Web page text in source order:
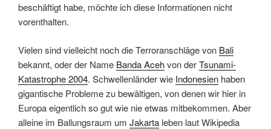
beschäftigt habe, möchte ich diese Informationen nicht
vorenthalten.
Vielen sind vielleicht noch die Terroranschläge von Bali
bekannt, oder der Name Banda Acehvon derTsunami-
Katastrophe 2004. Schwellenländer wie Indonesien haben
gigantische Probleme zu bewältigen, von denen wir hier in
Europa eigentlich so gut wie nie etwas mitbekommen. Aber
alleine im Ballungsraum um Jakarta leben laut Wikipedia